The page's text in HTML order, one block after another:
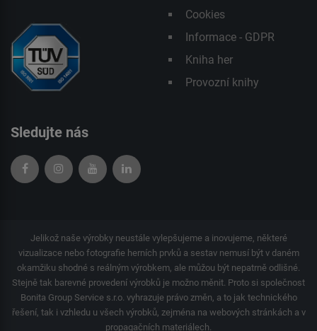
Cookies
Informace - GDPR
Kniha her
Provozní knihy
Sledujte nás
Jelikož naše výrobky neustále vylepšujeme a inovujeme, některé
vizualizace nebo fotografie herních prvků a sestav nemusí být v daném
okamžiku shodné s reálným výrobkem, ale můžou být nepatrně odlišné.
Stejně tak barevné provedení výrobků je možno měnit. Proto si společnost
Bonita Group Service s.r.o. vyhrazuje právo změn, a to jak technického
řešení, tak i vzhledu u všech výrobků, zejména na webových stránkách a v
propagačních materiálech.